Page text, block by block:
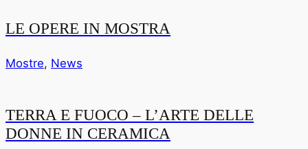
LE OPERE IN MOSTRA
Mostre, News
TERRA E FUOCO – L’ARTE DELLE
DONNE IN CERAMICA